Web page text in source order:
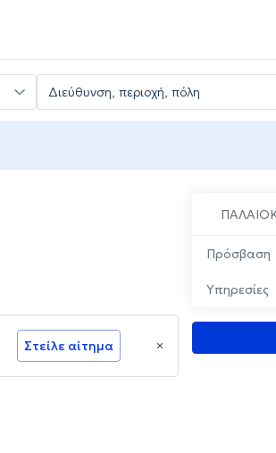
Πρόσβαση
Υπηρεσίες
Στείλε αίτημα